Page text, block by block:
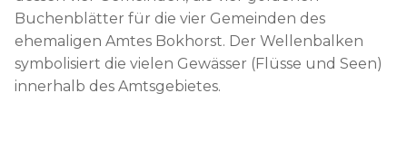
Buchenblätter für die vier Gemeinden des
ehemaligen Amtes Bokhorst. Der Wellenbalken
symbolisiert die vielen Gewässer (Flüsse und Seen)
innerhalb des Amtsgebietes.